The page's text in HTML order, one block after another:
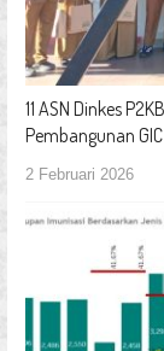
11 ASN Dinkes
Pembangunan GIC
2 Februari 2026